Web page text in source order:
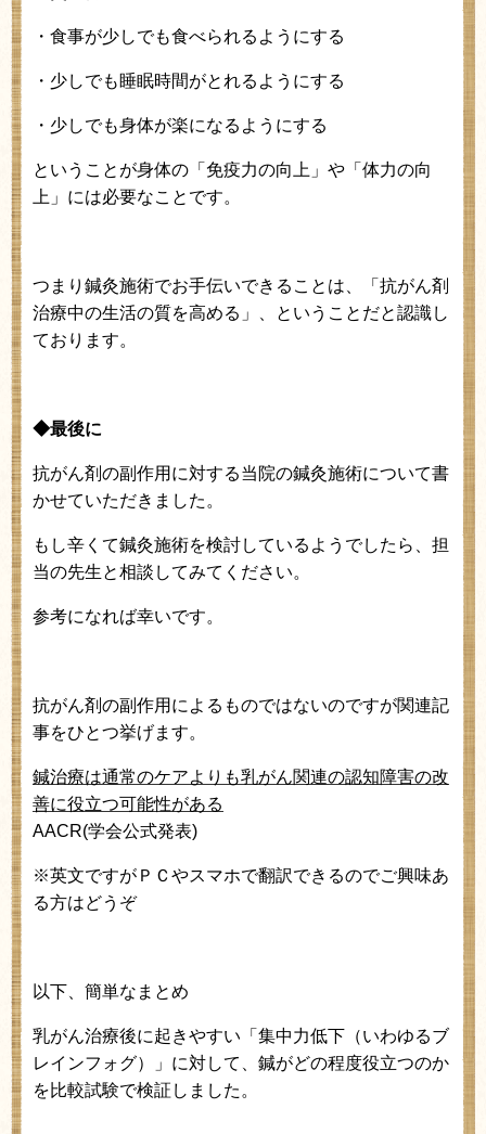
・食事が少しでも食べられるようにする
・少しでも睡眠時間がとれるようにする
・少しでも身体が楽になるようにする
ということが身体の「免疫力の向上」や「体力の向
上」には必要なことです。
つまり鍼灸施術でお手伝いできることは、「抗がん剤
治療中の生活の質を高める」、ということだと認識し
ております。
◆最後に
抗がん剤の副作用に対する当院の鍼灸施術について書
かせていただきました。
もし辛くて鍼灸施術を検討しているようでしたら、担
当の先生と相談してみてください。
参考になれば幸いです。
抗がん剤の副作用によるものではないのですが関連記
事をひとつ挙げます。
鍼治療は通常のケアよりも乳がん関連の認知障害の改
善に役立つ可能性がある
AACR(学会公式発表)
※英文ですがＰＣやスマホで翻訳できるのでご興味あ
る方はどうぞ
以下、簡単なまとめ
乳がん治療後に起きやすい「集中力低下（いわゆるブ
レインフォグ）」に対して、鍼がどの程度役立つのか
を比較試験で検証しました。